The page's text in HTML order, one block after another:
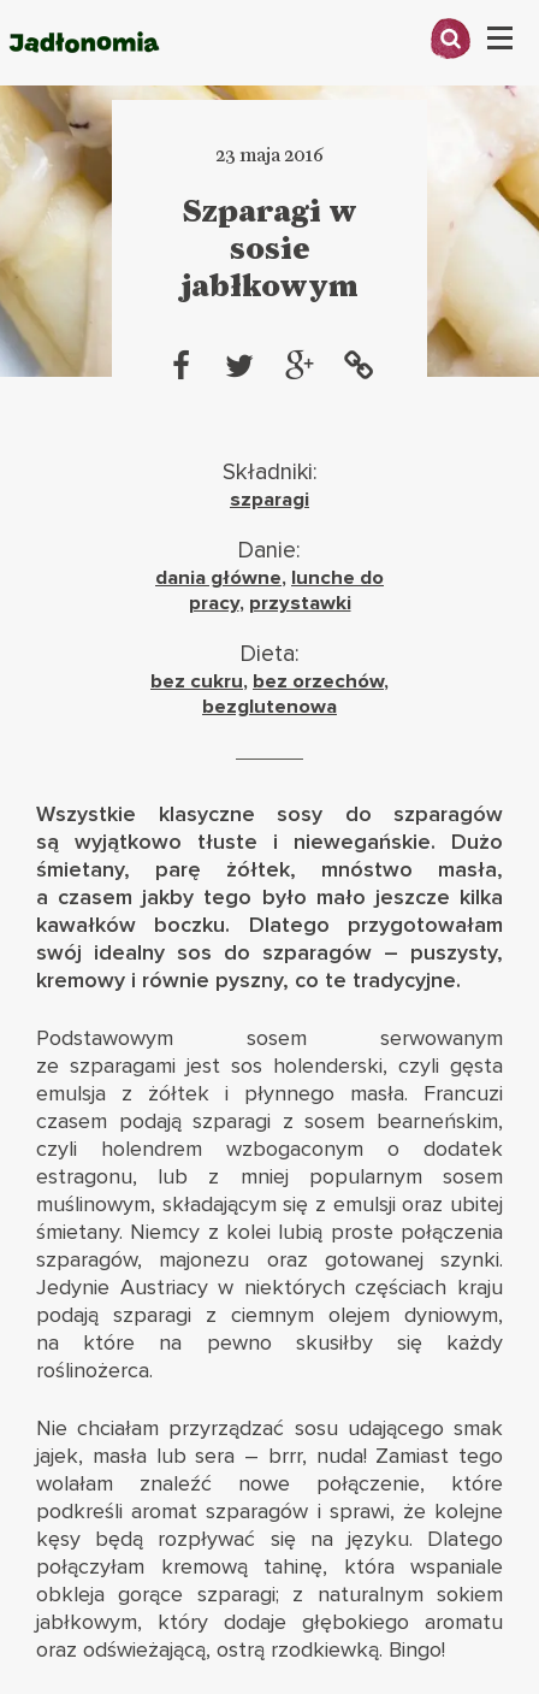
Menu
ARTYKUŁY
KSIĄŻKI
KONTAKT
23 maja 2016
Szparagi w
sosie
jabłkowym
Składniki:
szparagi
Danie:
dania główne, lunche do
pracy, przystawki
Dieta:
bez cukru, bez orzechów,
bezglutenowa
Wszystkie klasyczne sosy do szparagów
są wyjątkowo tłuste i niewegańskie. Dużo
śmietany, parę żółtek, mnóstwo masła,
a czasem jakby tego było mało jeszcze kilka
kawałków boczku. Dlatego przygotowałam
swój idealny sos do szparagów – puszysty,
kremowy i równie pyszny, co te tradycyjne.
Podstawowym sosem serwowanym
ze szparagami jest sos holenderski, czyli gęsta
emulsja z żółtek i płynnego masła. Francuzi
czasem podają szparagi z sosem bearneńskim,
czyli holendrem wzbogaconym o dodatek
estragonu, lub z mniej popularnym sosem
muślinowym, składającym się z emulsji oraz ubitej
śmietany. Niemcy z kolei lubią proste połączenia
szparagów, majonezu oraz gotowanej szynki.
Jedynie Austriacy w niektórych częściach kraju
podają szparagi z ciemnym olejem dyniowym,
na które na pewno skusiłby się każdy
roślinożerca.
Nie chciałam przyrządzać sosu udającego smak
jajek, masła lub sera – brrr, nuda! Zamiast tego
wolałam znaleźć nowe połączenie, które
podkreśli aromat szparagów i sprawi, że kolejne
kęsy będą rozpływać się na języku. Dlatego
połączyłam kremową tahinę, która wspaniale
obkleja gorące szparagi; z naturalnym sokiem
jabłkowym, który dodaje głębokiego aromatu
oraz odświeżającą, ostrą rzodkiewką. Bingo!